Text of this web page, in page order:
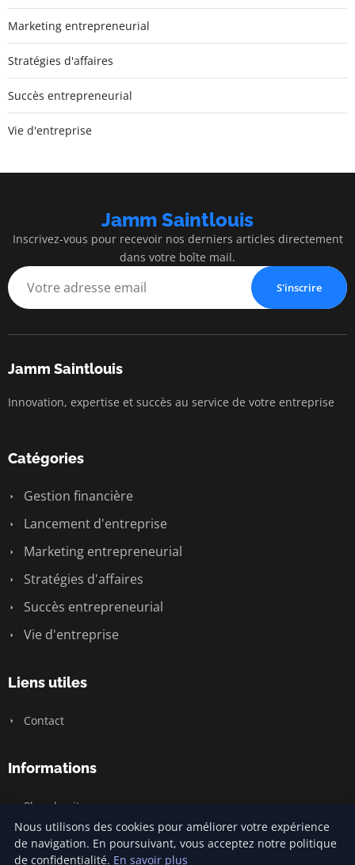
Marketing entrepreneurial
Stratégies d'affaires
Succès entrepreneurial
Vie d'entreprise
Jamm Saintlouis
Inscrivez-vous pour recevoir nos derniers articles directement
dans votre boîte mail.
S'inscrire
Jamm Saintlouis
Innovation, expertise et succès au service de votre entreprise
Catégories
Gestion financière
Lancement d'entreprise
Marketing entrepreneurial
Stratégies d'affaires
Succès entrepreneurial
Vie d'entreprise
Liens utiles
Contact
Informations
Plan du site
Nous utilisons des cookies pour améliorer votre expérience
de navigation. En poursuivant, vous acceptez notre politique
de confidentialité. En savoir plus